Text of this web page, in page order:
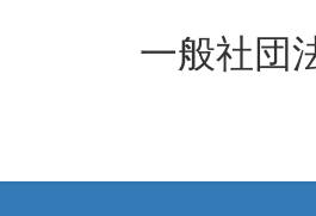
ス
ン
一般社団